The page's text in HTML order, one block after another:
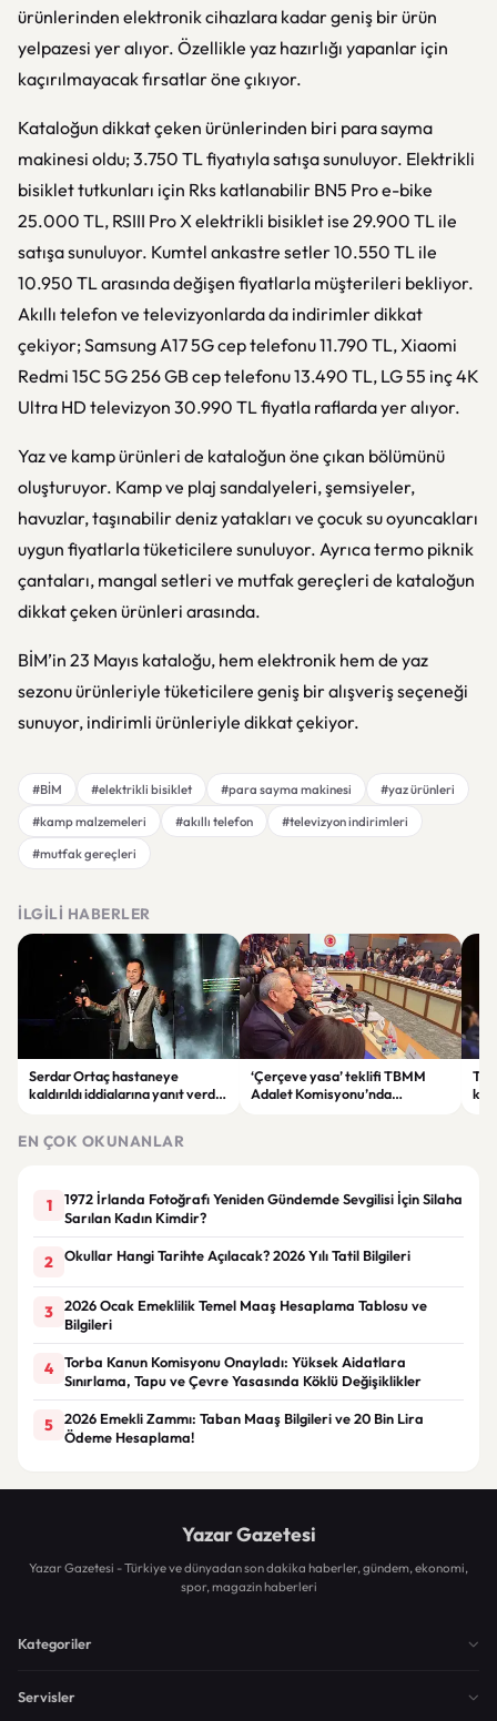
ürünlerinden elektronik cihazlara kadar geniş bir ürün
yelpazesi yer alıyor. Özellikle yaz hazırlığı yapanlar için
kaçırılmayacak fırsatlar öne çıkıyor.
Kataloğun dikkat çeken ürünlerinden biri para sayma
makinesi oldu; 3.750 TL fiyatıyla satışa sunuluyor. Elektrikli
bisiklet tutkunları için Rks katlanabilir BN5 Pro e-bike
25.000 TL, RSIII Pro X elektrikli bisiklet ise 29.900 TL ile
satışa sunuluyor. Kumtel ankastre setler 10.550 TL ile
10.950 TL arasında değişen fiyatlarla müşterileri bekliyor.
Akıllı telefon ve televizyonlarda da indirimler dikkat
çekiyor; Samsung A17 5G cep telefonu 11.790 TL, Xiaomi
Redmi 15C 5G 256 GB cep telefonu 13.490 TL, LG 55 inç 4K
Ultra HD televizyon 30.990 TL fiyatla raflarda yer alıyor.
Yaz ve kamp ürünleri de kataloğun öne çıkan bölümünü
oluşturuyor. Kamp ve plaj sandalyeleri, şemsiyeler,
havuzlar, taşınabilir deniz yatakları ve çocuk su oyuncakları
uygun fiyatlarla tüketicilere sunuluyor. Ayrıca termo piknik
çantaları, mangal setleri ve mutfak gereçleri de kataloğun
dikkat çeken ürünleri arasında.
BİM’in 23 Mayıs kataloğu, hem elektronik hem de yaz
sezonu ürünleriyle tüketicilere geniş bir alışveriş seçeneği
sunuyor, indirimli ürünleriyle dikkat çekiyor.
#BİM #elektrikli bisiklet #para sayma makinesi
#yaz ürünleri
#kamp malzemeleri
#akıllı telefon
#televizyon indirimleri
#mutfak gereçleri
İLGILI HABERLER
Serdar Ortaç hastaneye
kaldırıldı iddialarına yanıt verdi:
‘Çerçeve yasa’ teklifi TBMM
Adalet Komisyonu’nda
EN ÇOK OKUNANLAR
1
1972 İrlanda Fotoğrafı Yeniden Gündemde Sevgilisi İçin Silaha
Sarılan Kadın Kimdir?
2 Okullar Hangi Tarihte Açılacak? 2026 Yılı Tatil Bilgileri
3
2026 Ocak Emeklilik Temel Maaş Hesaplama Tablosu ve
Bilgileri
4
Torba Kanun Komisyonu Onayladı: Yüksek Aidatlara
Sınırlama, Tapu ve Çevre Yasasında Köklü Değişiklikler
5
2026 Emekli Zammı: Taban Maaş Bilgileri ve 20 Bin Lira
Ödeme Hesaplama!
Yazar Gazetesi
Yazar Gazetesi - Türkiye ve dünyadan son dakika haberler, gündem, ekonomi,
spor, magazin haberleri
Kategoriler
Servisler